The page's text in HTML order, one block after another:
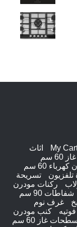
My
اثاث
60 سم
كهرباء 60 سم
تلفزيون
تسريحة
ركنات مودرن
شفاطات 90 سم
غرف نوم
كنب مودرن
غاز 60 سم